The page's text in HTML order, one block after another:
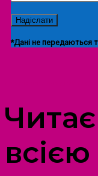
*Дані не передаються
всією